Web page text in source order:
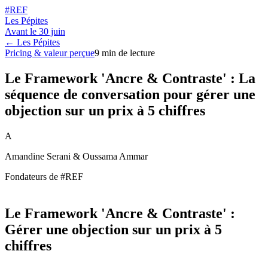
#REF
Les Pépites
Avant le 30 juin
← Les Pépites
Pricing & valeur perçue9 min de lecture
Le Framework 'Ancre & Contraste' : La
séquence de conversation pour gérer une
objection sur un prix à 5 chiffres
A
Amandine Serani & Oussama Ammar
Fondateurs de #REF
Le Framework 'Ancre & Contraste' :
Gérer une objection sur un prix à 5
chiffres